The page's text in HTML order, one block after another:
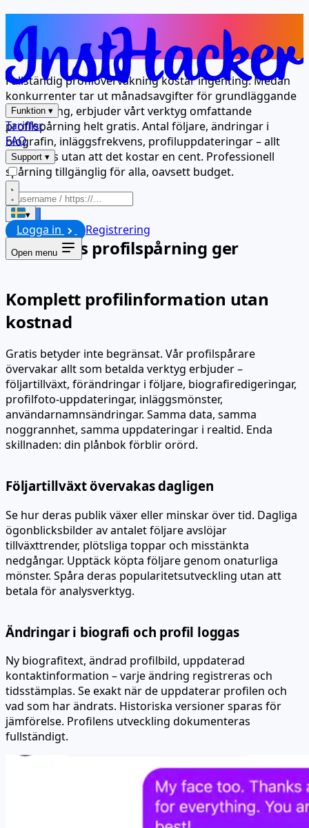
Funktion ▾
Tariffer
FAQ
Support ▾
▾
Logga in Registrering
Open menu
Premiumprofilspårning, utan
kostnad
Fullständig profilövervakning kostar ingenting. Medan
konkurrenter tar ut månadsavgifter för grundläggande
övervakning, erbjuder vårt verktyg omfattande
profilspårning helt gratis. Antal följare, ändringar i
biografin, inläggsfrekvens, profiluppdateringar – allt
övervakas utan att det kostar en cent. Professionell
spårning tillgänglig för alla, oavsett budget.
Starta
Vad gratis profilspårning ger
Komplett profilinformation utan
kostnad
Gratis betyder inte begränsat. Vår profilspårare
övervakar allt som betalda verktyg erbjuder –
följartillväxt, förändringar i följare, biografiredigeringar,
profilfoto-uppdateringar, inläggsmönster,
användarnamnsändringar. Samma data, samma
noggrannhet, samma uppdateringar i realtid. Enda
skillnaden: din plånbok förblir orörd.
Följartillväxt övervakas dagligen
Se hur deras publik växer eller minskar över tid. Dagliga
ögonblicksbilder av antalet följare avslöjar
tillväxttrender, plötsliga toppar och misstänkta
nedgångar. Upptäck köpta följare genom onaturliga
mönster. Spåra deras popularitetsutveckling utan att
betala för analysverktyg.
Ändringar i biografi och profil loggas
Ny biografitext, ändrad profilbild, uppdaterad
kontaktinformation – varje ändring registreras och
tidsstämplas. Se exakt när de uppdaterar profilen och
vad som har ändrats. Historiska versioner sparas för
jämförelse. Profilens utveckling dokumenteras
fullständigt.